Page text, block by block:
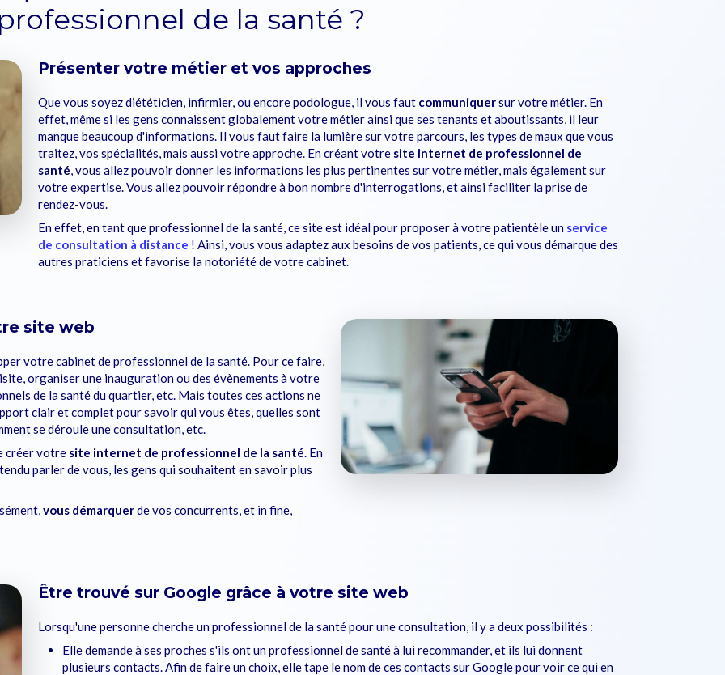
de la santé ?
Présenter votre métier et vos approches
Que vous soyez diététicien, infirmier, ou encore podologue, il vous faut communiquersur votre métier. En
effet, même si les gens connaissent globalement votre métier ainsi que ses tenants et aboutissants, il leur
manque beaucoup d'informations. Il vous faut faire la lumière sur votre parcours, les types de maux que vous
traitez, vos spécialités, mais aussi votre approche. En créant votre site internet de professionnel de
santé, vous allez pouvoir donner les informations les plus pertinentes sur votre métier, mais également sur
votre expertise. Vous allez pouvoir répondre à bon nombre d'interrogations, et ainsi faciliter la prise de
rendez-vous.
En effet, en tant que professionnel de la santé, ce site est idéal pour proposer à votre patientèle un service
de consultation à distance ! Ainsi, vous vous adaptez aux besoins de vos patients, ce qui vous démarque des
autres praticiens et favorise la notoriété de votre cabinet.
site web
votre cabinet de professionnel de la santé. Pour ce faire,
organiser une inauguration ou des évènements à votre
de la santé du quartier, etc. Mais toutes ces actions ne
clair et complet pour savoir qui vous êtes, quelles sont
se déroule une consultation, etc.
créer votre site internet de professionnel de la santé. En
parler de vous, les gens qui souhaitent en savoir plus
vous démarquerde vos concurrents, et in fine,
Être trouvé sur Google grâce à votre site web
Lorsqu'une personne cherche un professionnel de la santé pour une consultation, il y a deux possibilités :
Elle demande à ses proches s'ils ont un professionnel de santé à lui recommander, et ils lui donnent
plusieurs contacts. Afin de faire un choix, elle tape le nom de ces contacts sur Google pour voir ce qui en